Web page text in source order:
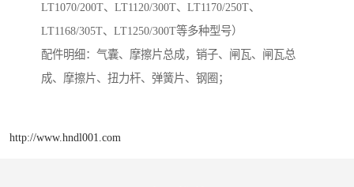
LT1070/200T、LT1120/300T、LT1170/250T、
LT1168/305T、LT1250/300T等多种型号）
配件明细：气囊、摩擦片总成，销子、闸瓦、闸瓦总
成、摩擦片、扭力杆、弹簧片、钢圈；
http://www.hndl001.com